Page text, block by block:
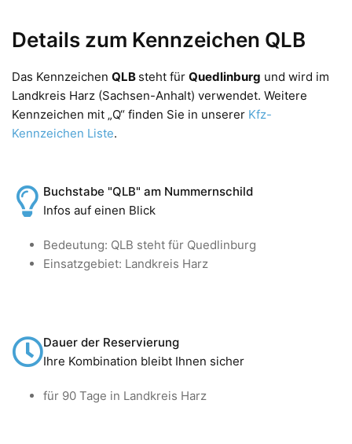
Details zum Kennzeichen QLB
Das Kennzeichen QLB steht für Quedlinburg und wird im
Landkreis Harz (Sachsen-Anhalt) verwendet. Weitere
Kennzeichen mit „Q“ finden Sie in unserer Kfz-
Kennzeichen Liste.
Buchstabe "QLB" am Nummernschild
Infos auf einen Blick
Bedeutung: QLB steht für Quedlinburg
Einsatzgebiet: Landkreis Harz
Dauer der Reservierung
Ihre Kombination bleibt Ihnen sicher
für 90 Tage in Landkreis Harz